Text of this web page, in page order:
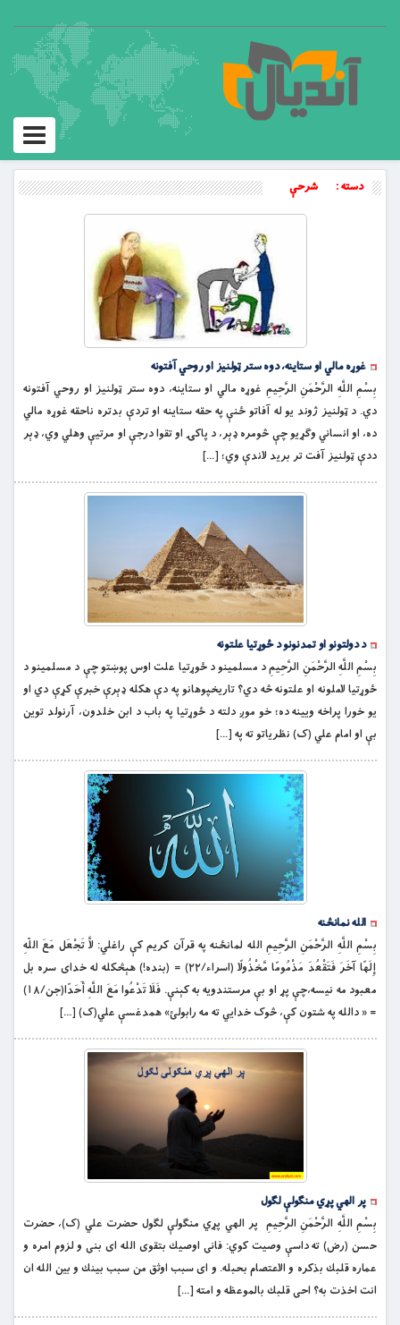
دسته :
شرحې
غوړه مالي او ستاینه، دوه ستر ټولنیز او روحي آفتونه
بِسْمِ اللَّهِ الرَّحْمَنِ الرَّحِيمِ غوړه مالي او ستاینه، دوه ستر ټولنیز او روحي آفتونه
دي. د ټولنیز ژوند یو له آفاتو ځنې په حقه ستاینه او تردې بدتره ناحقه غوړه مالي
ده، او انساني وګړیو چې څومره ډېر، د پاکۍ او تقوا درجې او مرتیې وهلي وي، ډېر
ددې ټولنیز آفت تر برید لاندې وي؛ […]
د دولتونو او تمدنونو د ځوړتیا علتونه
بِسْمِ اللَّهِ الرَّحْمَنِ الرَّحِيمِ د مسلمینو د ځوړتیا علت اوس پوښتو چې د مسلمینو د
ځوړتیا لاملونه او علتونه څه دي؟ تاریخپوهانو په دې هکله ډېرې خبرې کړې دي او
یو خورا پراخه ویینه ده؛ خو موږ دلته د ځوړتیا په باب د ابن خلدون، آرنولد توین
بې او امام علي (ک) نظریاتو ته په […]
الله نمانځنه
بِسْمِ اللَّهِ الرَّحْمَنِ الرَّحِيمِ الله لمانځنه په قرآن کریم کې راغلي: لاَّ تَجْعَل مَعَ اللّهِ
إِلَهًا آخَرَ فَتَقْعُدَ مَذْمُومًا مَّخْذُولًا (اسراء/۲۲) = (بنده!) هېڅكله له خداى سره بل
معبود مه نيسه،چې پړ او بې مرستندويه به كېنې. فَلَا تَدْعُوا مَعَ اللَّهِ أَحَدًا(جن/۱۸)
= « دالله په شتون کې، څوک خدایي ته مه رابولئ» همدغسې علي(ک) […]
پر الهي پړي منګولې لګول
بِسْمِ اللَّهِ الرَّحْمَنِ الرَّحِيمِ ‏ پر الهي پړي منګولې لګول حضرت علي (ک)، حضرت
حسن (رض) ته داسې وصیت کوي: فانى اوصيك بتقوى الله اى بنى و لزوم امره و
عماره قلبك بذكره و الاعتصام بحبله. و اى سبب اوثق من سبب بينك و بين الله ان
انت اخذت به؟ احى قلبك بالموعظه و امته […]